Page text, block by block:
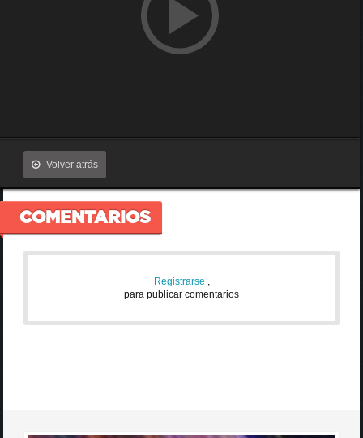
Volver atrás
COMENTARIOS
Registrarse ,
para publicar comentarios